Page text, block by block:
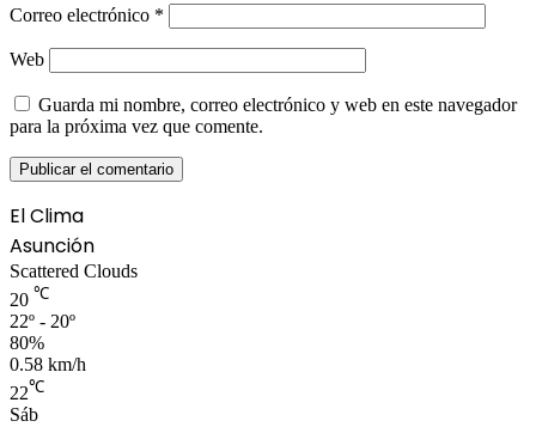
Correo electrónico *
Web
Guarda mi nombre, correo electrónico y web en este navegador
para la próxima vez que comente.
El Clima
Asunción
Scattered Clouds
20 ℃
22º - 20º
80%
0.58 km/h
22℃
Sáb